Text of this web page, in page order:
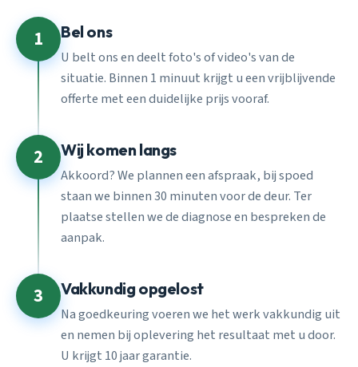
1 Bel ons
U belt ons en deelt foto's of video's van de
situatie. Binnen 1 minuut krijgt u een vrijblijvende
offerte met een duidelijke prijs vooraf.
2 Wij komen langs
Akkoord? We plannen een afspraak, bij spoed
staan we binnen 30 minuten voor de deur. Ter
plaatse stellen we de diagnose en bespreken de
aanpak.
3 Vakkundig opgelost
Na goedkeuring voeren we het werk vakkundig uit
en nemen bij oplevering het resultaat met u door.
U krijgt 10 jaar garantie.